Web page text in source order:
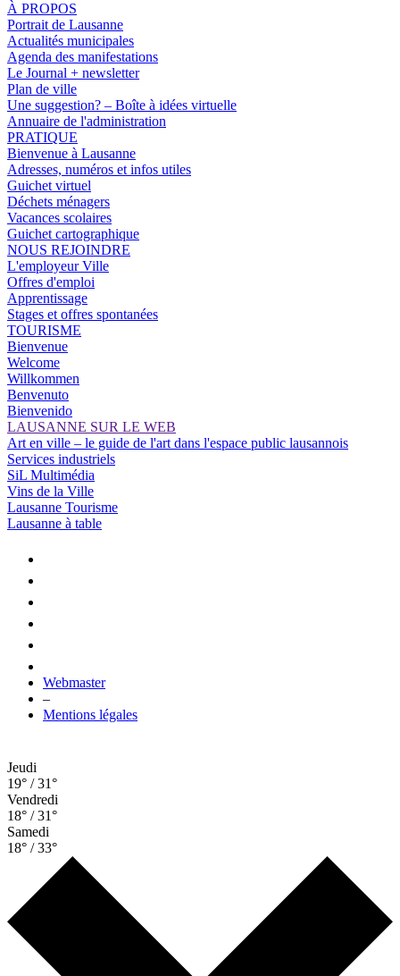
À PROPOS
Portrait de Lausanne
Actualités municipales
Agenda des manifestations
Le Journal + newsletter
Plan de ville
Une suggestion? – Boîte à idées virtuelle
Annuaire de l'administration
PRATIQUE
Bienvenue à Lausanne
Adresses, numéros et infos utiles
Guichet virtuel
Déchets ménagers
Vacances scolaires
Guichet cartographique
NOUS REJOINDRE
L'employeur Ville
Offres d'emploi
Apprentissage
Stages et offres spontanées
TOURISME
Bienvenue
Welcome
Willkommen
Benvenuto
Bienvenido
LAUSANNE SUR LE WEB
Art en ville – le guide de l'art dans l'espace public lausannois
Services industriels
SiL Multimédia
Vins de la Ville
Lausanne Tourisme
Lausanne à table
Webmaster
–
Mentions légales
Jeudi
19° / 31°
Vendredi
18° / 31°
Samedi
18° / 33°